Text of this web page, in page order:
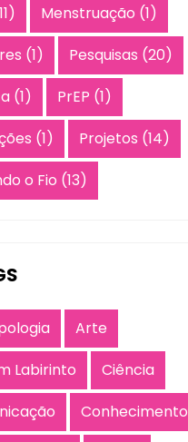
Menstruação (1)
(1) Pesquisas (20)
(1) PrEP (1)
(1) Projetos (14)
o Fio (13)
Arte
Labirinto
Ciência
Conhecimento